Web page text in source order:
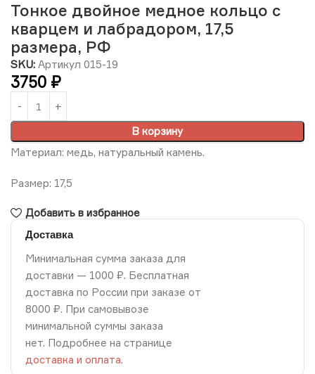
Тонкое двойное медное кольцо с
кварцем и лабрадором, 17,5
размера, РФ
SKU: Артикул 015-19
3750 ₽
В корзину
Материал: медь, натуральный камень.
Размер: 17,5
Добавить в избранное
Доставка
Минимальная сумма заказа для
доставки — 1000 ₽. Бесплатная
доставка по России при заказе от
8000 ₽. При самовывозе
минимальной суммы заказа
нет. Подробнее на странице
доставка и оплата.